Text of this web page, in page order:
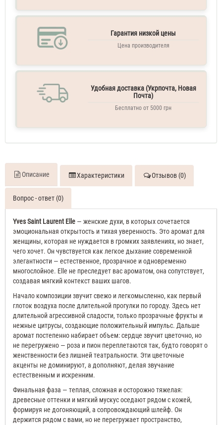
Гарантия низкой цены
Цена производителя
Удобная доставка (Укрпочта, Новая
Почта)
Бесплатно от 5000 грн
Описание Характеристики Отзывов (0)
Вопрос - ответ (0)
Yves Saint LaurentElle — женские духи, в которых сочетается
эмоциональная открытость и тихая уверенность. Это аромат для
женщины, которая не нуждается в громких заявлениях, но знает,
чего хочет. Он чувствуется как легкое дыхание современной
элегантности — естественное, прозрачное и одновременно
многослойное. Elle не преследует вас ароматом, она сопутствует,
создавая мягкий контекст ваших шагов.
Начало композиции звучит свежо и легкомысленно, как первый
глоток воздуха после длительной прогулки по городу. Здесь нет
длительной агрессивной сладости, только прозрачные фрукты и
нежные цитрусы, создающие положительный импульс. Дальше
аромат постепенно набирает объем: сердце звучит цветочно, но
не перегружено — роза и пион переплетаются так, будто говорят о
женственности без лишней театральности. Эти цветочные
акценты не доминируют, а дополняют, делая звучание
естественным и искренним.
Финальная фаза — теплая, сложная и осторожно тяжелая:
древесные оттенки и мягкий мускус оседают рядом с кожей,
формируя не догоняющий, а сопровождающий шлейф. Он
держится рядом с вами, но не перегружает пространство,